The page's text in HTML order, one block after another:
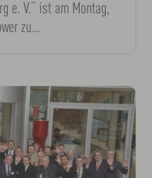
e. V.“ ist am Montag,
zu…